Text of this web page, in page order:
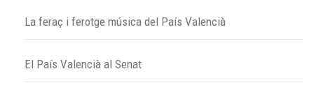
La feraç i ferotge música del País Valencià
El País Valencià al Senat